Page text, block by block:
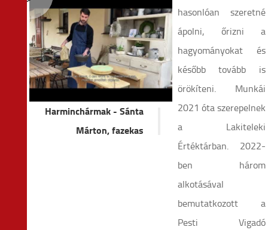
Harminchármak - Sánta
Márton, fazekas
hasonlóan szeretné
ápolni, őrizni a
hagyományokat és
később tovább is
örökíteni. Munkái
2021 óta szerepelnek
a Lakiteleki
Értéktárban. 2022-
ben három
alkotásával
bemutatkozott a
Pesti Vigadó